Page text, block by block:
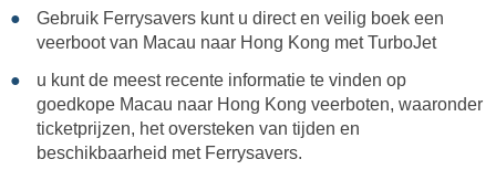
Gebruik Ferrysavers kunt u direct en veilig boek een
veerboot van Macau naar Hong Kong metTurboJet
u kunt de meest recente informatie te vinden op
goedkope Macau naar Hong Kong veerboten, waaronder
ticketprijzen, het oversteken van tijden en
beschikbaarheid met Ferrysavers.